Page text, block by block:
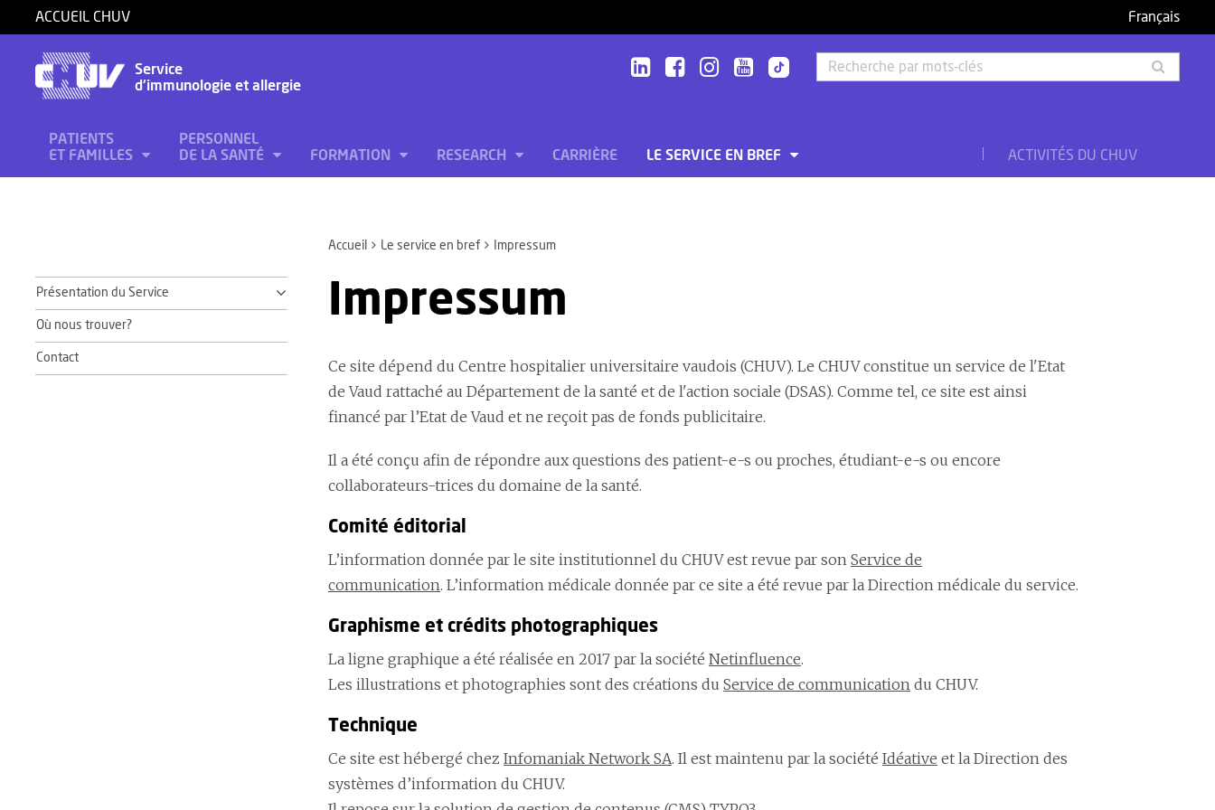
ACCUEIL CHUV Français
Service
d'immunologie et allergie
PATIENTS
ET FAMILLES
PERSONNEL
DE LA SANTÉ
FORMATION RESEARCH CARRIÈRE LE SERVICE EN BREF ACTIVITÉS DU CHUV
Accueil Le service en bref Impressum
Présentation du Service
Où nous trouver?
Contact
Impressum
Ce site dépend du Centre hospitalier universitaire vaudois (CHUV). Le CHUV constitue un service de l'Etat
de Vaud rattaché au Département de la santé et de l'action sociale (DSAS). Comme tel, ce site est ainsi
financé par l’Etat de Vaud et ne reçoit pas de fonds publicitaire.
Il a été conçu afin de répondre aux questions des patient-e-s ou proches, étudiant-e-s ou encore
collaborateurs-trices du domaine de la santé.
Comité éditorial
L’information donnée par le site institutionnel du CHUV est revue par son Service de
communication. L’information médicale donnée par ce site a été revue par la Direction médicale du service.
Graphisme et crédits photographiques
La ligne graphique a été réalisée en 2017 par la société Netinfluence.
Les illustrations et photographies sont des créations du Service de communication du CHUV.
Technique
Ce site est hébergé chez Infomaniak Network SA. Il est maintenu par la société Idéative et la Direction des
systèmes d’information du CHUV.